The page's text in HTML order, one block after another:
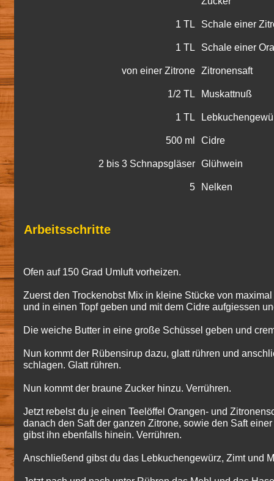
1 TL
1 TL
von einer Zitrone
1/2 TL
1 TL
500 ml
2 bis 3 Schnapsgläser
5
Schale einer
Schale einer
Zitronensaft
Muskattnuß
Cidre
Glühwein
Nelken
Arbeitsschritte
Ofen auf 150 Grad Umluft vorheizen.
Zuerst den Trockenobst Mix in kleine Stücke von
und in einen Topf geben und mit dem Cidre aufgiessen
Die weiche Butter in eine große Schüssel geben und
Nun kommt der Rübensirup dazu, glatt rühren und
schlagen. Glatt rühren.
Nun kommt der braune Zucker hinzu. Verrühren.
Jetzt rebelst du je einen Teelöffel Orangen- und
danach den Saft der ganzen Zitrone, sowie den Saft
gibst ihn ebenfalls hinein. Verrühren.
Anschließend gibst du das Lebkuchengewürz, Zimt und